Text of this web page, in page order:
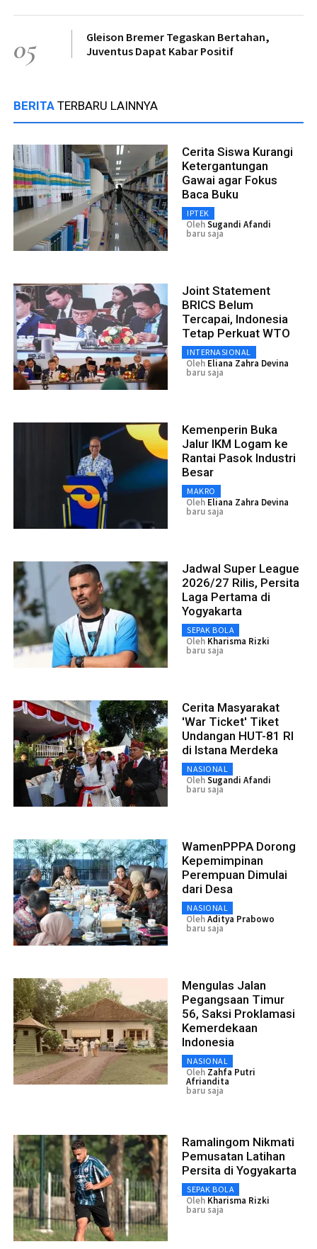
05
Gleison Bremer Tegaskan Bertahan,
Juventus Dapat Kabar Positif
BERITA TERBARU LAINNYA
Cerita Siswa Kurangi
Ketergantungan
Gawai agar Fokus
Baca Buku
IPTEK
OlehSugandi Afandi
baru saja
Joint Statement
BRICS Belum
Tercapai, Indonesia
Tetap Perkuat WTO
INTERNASIONAL
Oleh Eliana Zahra Devina
baru saja
Kemenperin Buka
Jalur IKM Logam ke
Rantai Pasok Industri
Besar
MAKRO
Oleh Eliana Zahra Devina
baru saja
Jadwal Super League
2026/27 Rilis, Persita
Laga Pertama di
Yogyakarta
SEPAK BOLA
Oleh Kharisma Rizki
baru saja
Cerita Masyarakat
'War Ticket' Tiket
Undangan HUT-81 RI
di Istana Merdeka
NASIONAL
OlehSugandi Afandi
baru saja
WamenPPPA Dorong
Kepemimpinan
Perempuan Dimulai
dari Desa
NASIONAL
OlehAditya Prabowo
baru saja
Mengulas Jalan
Pegangsaan Timur
56, Saksi Proklamasi
Kemerdekaan
Indonesia
NASIONAL
Oleh Zahfa Putri
Afriandita
baru saja
Ramalingom Nikmati
Pemusatan Latihan
Persita di Yogyakarta
SEPAK BOLA
Oleh Kharisma Rizki
baru saja